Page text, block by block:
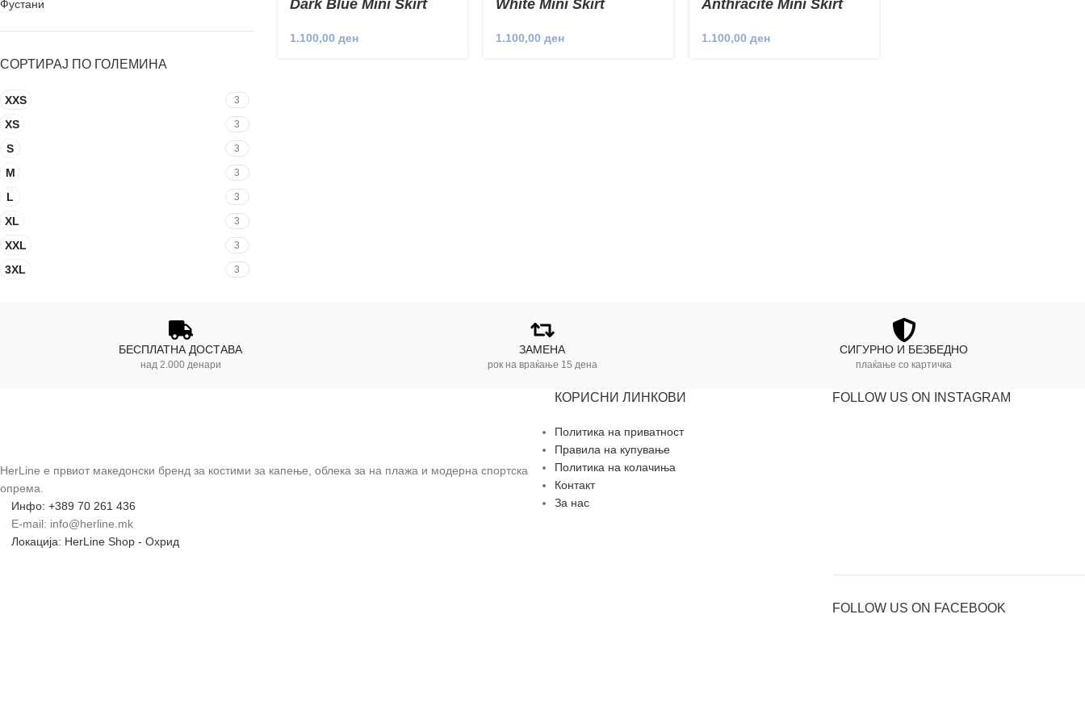
Фустани
СОРТИРАЈ ПО ГОЛЕМИНА
XXS 3
XS 3
S 3
M 3
L 3
XL 3
XXL 3
3XL 3
Dark Blue Mini Skirt
1.100,00 ден
White Mini Skirt
1.100,00 ден
Anthracite Mini Skirt
1.100,00 ден
БЕСПЛАТНА ДОСТАВА
над 2.000 денари
ЗАМЕНА
рок на враќање 15 дена
СИГУРНО И БЕЗБЕДНО
плаќање со картичка
HerLine е првиот македонски бренд за костими за капење, облека за на плажа и модерна спортска
опрема.
Инфо: +389 70 261 436
E-mail: info@herline.mk
Локација: HerLine Shop - Охрид
КОРИСНИ ЛИНКОВИ
Политика на приватност
Правила на купување
Политика на колачиња
Контакт
За нас
FOLLOW US ON INSTAGRAM
FOLLOW US ON FACEBOOK